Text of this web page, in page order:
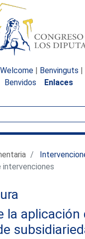
Welcome | Benvinguts |
Benvidos
Enlaces
intervenciones
la aplicación